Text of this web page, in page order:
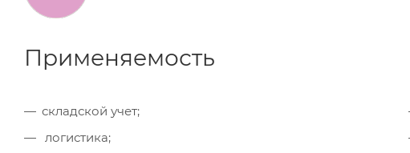
Применяемость
складской учет;
логистика;